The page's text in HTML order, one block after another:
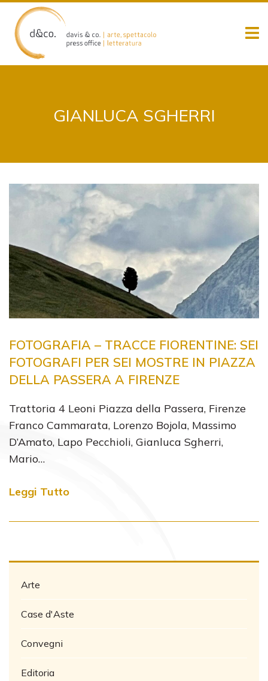
content
GIANLUCA SGHERRI
FOTOGRAFIA – TRACCE FIORENTINE: SEI
FOTOGRAFI PER SEI MOSTRE IN PIAZZA
DELLA PASSERA A FIRENZE
Trattoria 4 Leoni Piazza della Passera, Firenze
Franco Cammarata, Lorenzo Bojola, Massimo
D’Amato, Lapo Pecchioli, Gianluca Sgherri,
Mario…
Leggi Tutto
Arte
Case d'Aste
Convegni
Editoria